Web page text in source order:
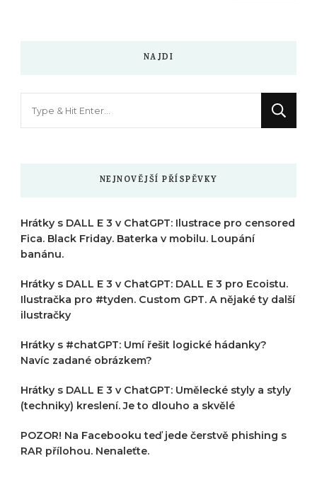
NAJDI
NEJNOVĚJŠÍ PŘÍSPĚVKY
Hrátky s DALL E 3 v ChatGPT: Ilustrace pro censored
Fica. Black Friday. Baterka v mobilu. Loupání
banánu.
Hrátky s DALL E 3 v ChatGPT: DALL E 3 pro Ecoistu.
Ilustračka pro #tyden. Custom GPT. A nějaké ty další
ilustračky
Hrátky s #chatGPT: Umí řešit logické hádanky?
Navíc zadané obrázkem?
Hrátky s DALL E 3 v ChatGPT: Umělecké styly a styly
(techniky) kreslení. Je to dlouho a skvělé
POZOR! Na Facebooku teď jede čerstvě phishing s
RAR přílohou. Nenaleťte.